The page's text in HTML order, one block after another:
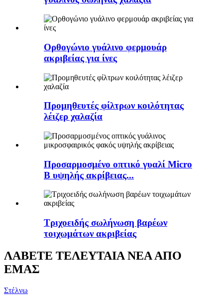
Ορθογώνιο γυάλινο φερμουάρ
ακριβείας για ίνες
Προμηθευτές φίλτρων κοιλότητας
λέιζερ χαλαζία
Προσαρμοσμένο οπτικό γυαλί Micro
B υψηλής ακρίβειας...
Τριχοειδής σωλήνωση βαρέων
τοιχωμάτων ακριβείας
ΛΑΒΕΤΕ ΤΕΛΕΥΤΑΙΑ ΝΕΑ ΑΠΟ
ΕΜΑΣ
Στέλνω